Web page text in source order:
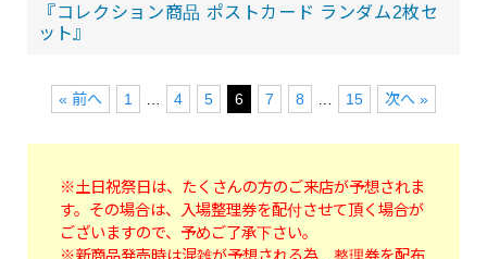
『コレクション商品 ポストカード ランダム2枚セ
ット』
« 前へ 1 4 5 6 7 8 15 次へ »
※土日祝祭日は、たくさんの方のご来店が予想されま
す。その場合は、入場整理券を配付させて頂く場合が
ございますので、予めご了承下さい。